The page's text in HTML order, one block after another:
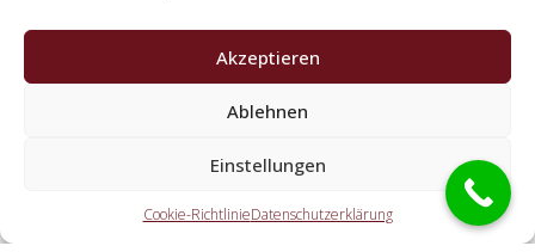
Akzeptieren
Ablehnen
Einstellungen
Cookie-RichtlinieDatenschutzerklärung
Schlüsseldienst Spezialisten?
Die Partner übernehmen jegliche Tätigkeiten, die Sie von
einem Schlüssel-Notdienst erwarten. Hierzu gehört die